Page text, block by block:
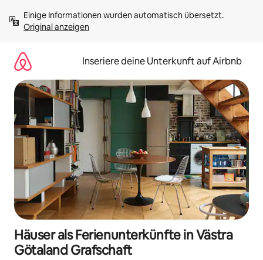
Inhalten
springenOriginal anzeigen
Inseriere deine Unterkunft auf Airbnb
Häuser als Ferienunterkünfte in Västra
Götaland Grafschaft